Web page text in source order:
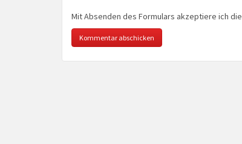
Mit Absenden des Formulars akzeptiere ich die